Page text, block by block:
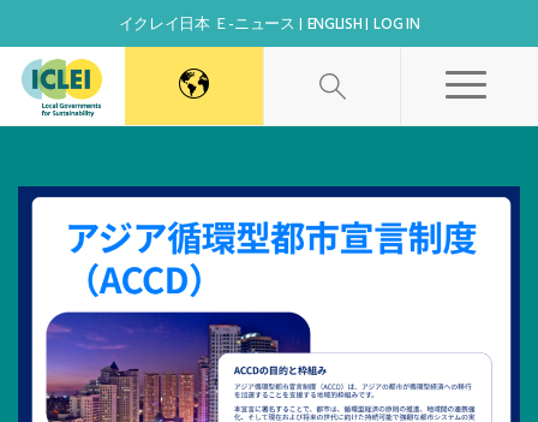
イクレイ日本 Ｅ-ニュース ENGLISH LOG IN
Africa Secretariat
Canada Office
East Asia Secretariat